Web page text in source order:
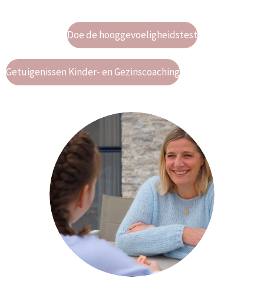
Doe de hooggevoeligheidstest
Getuigenissen Kinder- en Gezinscoaching